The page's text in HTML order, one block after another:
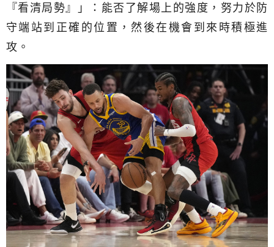
『看清局勢』」：能否了解場上的強度，努力於防
守端站到正確的位置，然後在機會到來時積極進
攻。